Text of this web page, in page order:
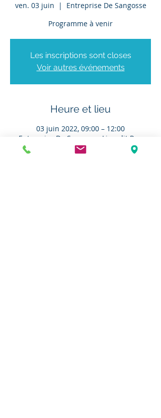
ven. 03 juin
  |
Entreprise De Sangosse
Programme à venir
Les inscriptions sont closes
Voir autres événements
Heure et lieu
03 juin 2022, 09:00 – 12:00
Entreprise De Sangosse, Lieu-dit Rue
Bonnel, 47480 Pont-du-Casse, France